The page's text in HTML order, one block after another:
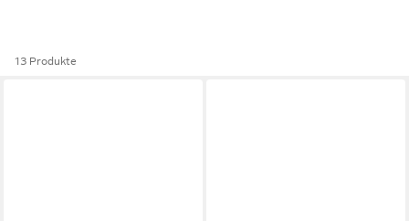
13 Produkte